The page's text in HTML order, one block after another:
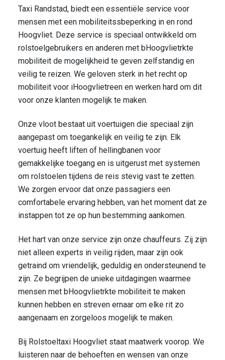
Taxi Randstad, biedt een essentiële service voor
mensen met een mobiliteitssbeperking in en rond
Hoogvliet. Deze service is speciaal ontwikkeld om
rolstoelgebruikers en anderen met bHoogvlietrkte
mobiliteit de mogelijkheid te geven zelfstandig en
veilig te reizen. We geloven sterk in het recht op
mobiliteit voor iHoogvlietreen en werken hard om dit
voor onze klanten mogelijk te maken.
Onze vloot bestaat uit voertuigen die speciaal zijn
aangepast om toegankelijk en veilig te zijn. Elk
voertuig heeft liften of hellingbanen voor
gemakkelijke toegang en is uitgerust met systemen
om rolstoelen tijdens de reis stevig vast te zetten.
We zorgen ervoor dat onze passagiers een
comfortabele ervaring hebben, van het moment dat ze
instappen tot ze op hun bestemming aankomen.
Het hart van onze service zijn onze chauffeurs. Zij zijn
niet alleen experts in veilig rijden, maar zijn ook
getraind om vriendelijk, geduldig en ondersteunend te
zijn. Ze begrijpen de unieke uitdagingen waarmee
mensen met bHoogvlietrkte mobiliteit te maken
kunnen hebben en streven ernaar om elke rit zo
aangenaam en zorgeloos mogelijk te maken.
Bij Rolstoeltaxi Hoogvliet staat maatwerk voorop. We
luisteren naar de behoeften en wensen van onze